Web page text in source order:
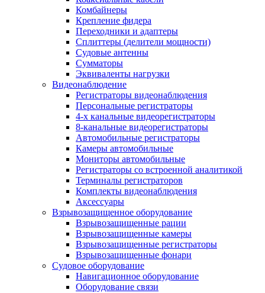
Комбайнеры
Крепление фидера
Переходники и адаптеры
Сплиттеры (делители мощности)
Судовые антенны
Сумматоры
Эквиваленты нагрузки
Видеонаблюдение
Регистраторы видеонаблюдения
Персональные регистраторы
4-х канальные видеорегистраторы
8-канальные видеорегистраторы
Автомобильные регистраторы
Камеры автомобильные
Мониторы автомобильные
Регистраторы со встроенной аналитикой
Терминалы регистраторов
Комплекты видеонаблюдения
Аксессуары
Взрывозащищенное оборудование
Взрывозащищенные рации
Взрывозащищенные камеры
Взрывозащищенные регистраторы
Взрывозащищенные фонари
Судовое оборудование
Навигационное оборудование
Оборудование связи